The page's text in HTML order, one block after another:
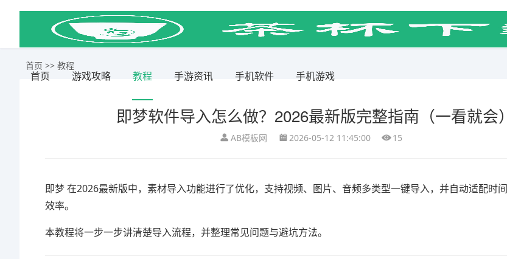
首页 游戏攻略 教程 手游资讯 手机软件 手机游戏
首页 >> 教程
即梦软件导入怎么做？2026最新版完整指南（一看就会）
AB模板网 2026-05-12 11:45:00 15
即梦在2026最新版中，素材导入功能进行了优化，支持视频、图片、音频多类型一键导入，并自动适配时
效率。
本教程将一步一步讲清楚导入流程，并整理常见问题与避坑方法。